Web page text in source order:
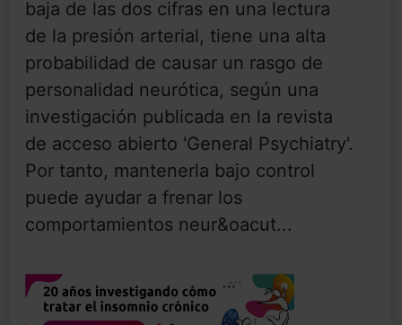
baja de las dos cifras en una lectura
de la presión arterial, tiene una alta
probabilidad de causar un rasgo de
personalidad neurótica, según una
investigación publicada en la revista
de acceso abierto 'General Psychiatry'.
Por tanto, mantenerla bajo control
puede ayudar a frenar los
comportamientos neur&oacut...